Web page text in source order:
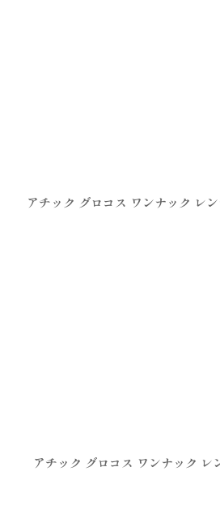
アチック グロコス ワンナック レ
アチック グロコス ワンナック レ